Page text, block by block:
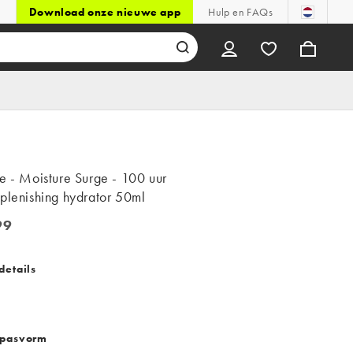
Download onze nieuwe app Hulp en FAQs
- Moisture Surge - 100 uur
hydrator 50ml